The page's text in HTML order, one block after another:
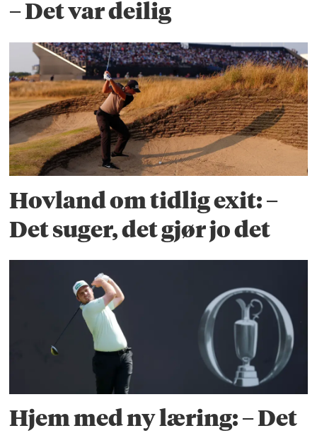
– Det var deilig
Hovland om tidlig exit: –
Det suger, det gjør jo det
Hjem med ny læring: – Det